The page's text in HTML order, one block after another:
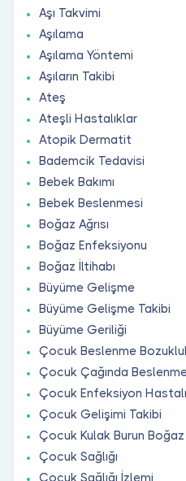
Aşı Takvimi
Aşılama
Aşılama Yöntemi
Aşıların Takibi
Ateş
Ateşli Hastalıklar
Atopik Dermatit
Bademcik Tedavisi
Bebek Bakımı
Bebek Beslenmesi
Boğaz Ağrısı
Boğaz Enfeksiyonu
Boğaz İltihabı
Büyüme Gelişme
Büyüme Gelişme Takibi
Büyüme Geriliği
Çocuk Beslenme
Çocuk Çağında
Çocuk Enfeksiyon
Çocuk Gelişimi Takibi
Çocuk Kulak Burun Boğaz
Çocuk Sağlığı
Çocuk Sağlığı İzlemi